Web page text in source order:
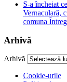
S-a încheiat
Vernaculară,
comuna
Arhivă
Arhivă
Cookie-urile